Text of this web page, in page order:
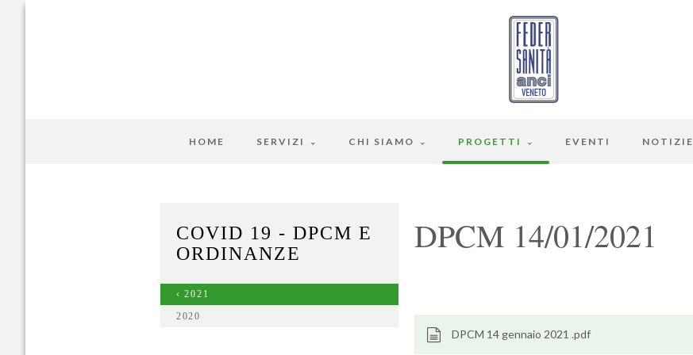
HOME SERVIZI CHI SIAMO PROGETTI EVENTI NOTIZIE
COVID 19 - DPCM E
ORDINANZE
‹ 2021
2020
DPCM 14/01/2021
DPCM 14 gennaio 2021 .pdf